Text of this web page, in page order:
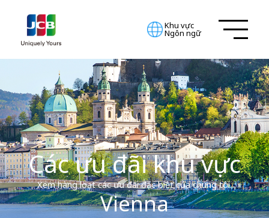
Khu vực
Ngôn ngữ
Các ưu đãi khu vực
Xem hàng loạt các ưu đãi đặc biệt của chúng tôi.
Vienna